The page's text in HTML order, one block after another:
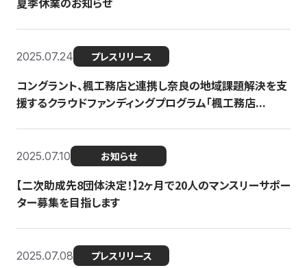
2025.07.24 プレスリリース
コングラント、楓工務店と連携し奈良の地域課題解決を支
援するクラウドファンディングプログラム「楓工務店...
2025.07.10 お知らせ
【二次助成先8団体決定！】2ヶ月で20人のマンスリーサポー
ター募集を目指します
2025.07.08 プレスリリース